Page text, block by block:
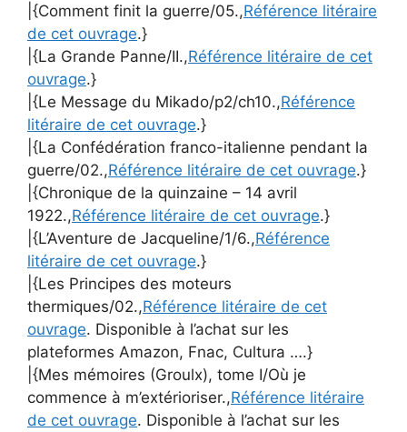
|{Comment finit la guerre/05.,Référence litéraire
de cet ouvrage.}
|{La Grande Panne/II.,Référence litéraire de cet
ouvrage.}
|{Le Message du Mikado/p2/ch10.,Référence
litéraire de cet ouvrage.}
|{La Confédération franco-italienne pendant la
guerre/02.,Référence litéraire de cet ouvrage.}
|{Chronique de la quinzaine – 14 avril
1922.,Référence litéraire de cet ouvrage.}
|{L’Aventure de Jacqueline/1/6.,Référence
litéraire de cet ouvrage.}
|{Les Principes des moteurs
thermiques/02.,Référence litéraire de cet
ouvrage. Disponible à l’achat sur les
plateformes Amazon, Fnac, Cultura ….}
|{Mes mémoires (Groulx), tome I/Où je
commence à m’extérioriser.,Référence litéraire
de cet ouvrage. Disponible à l’achat sur les